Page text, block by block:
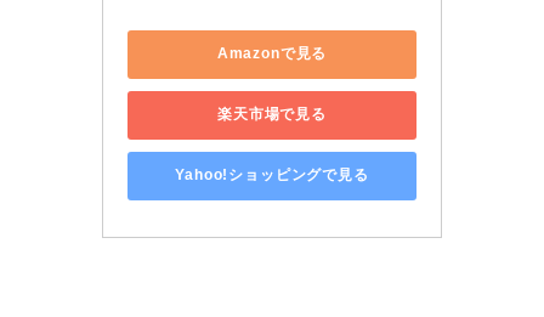
Amazonで見る
楽天市場で見る
Yahoo!ショッピングで見る